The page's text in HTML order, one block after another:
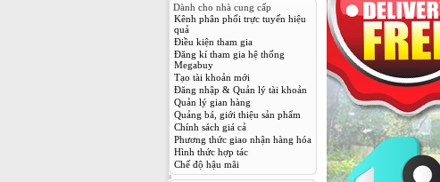
Dành cho nhà cung cấp
Kênh phân phối trực tuyến hiệu
quả
Điều kiện tham gia
Đăng kí tham gia hệ thống
Megabuy
Tạo tài khoản mới
Đăng nhập & Quản lý tài khoản
Quản lý gian hàng
Quảng bá, giới thiệu sản phẩm
Chính sách giá cả
Phương thức giao nhận hàng hóa
Hình thức hợp tác
Chế độ hậu mãi